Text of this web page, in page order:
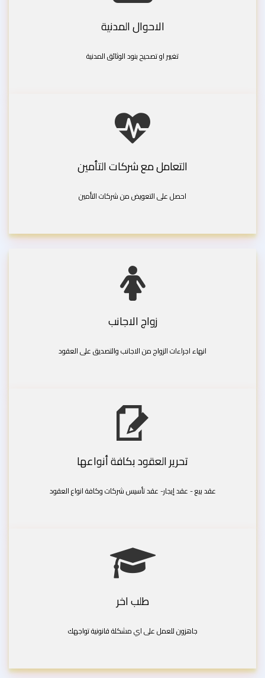
الاحوال المدنية
تغيير او تصحيح بنود الوثائق المدنية
التعامل مع شركات التأمين
احصل على التعويض من شركات التأمين
زواج الاجانب
انهاء اجراءات الزواج من الاجانب والتصديق على العقود
تحرير العقود بكافة أنواعها
عقد بيع - عقد إيجار- عقد تأسيس شركات وكافة انواع العقود
طلب اخر
جاهزون للعمل على اي مشكلة قانونية تواجهك